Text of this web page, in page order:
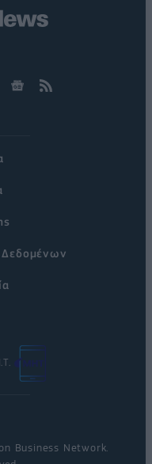
Δεδομένων
Business Network